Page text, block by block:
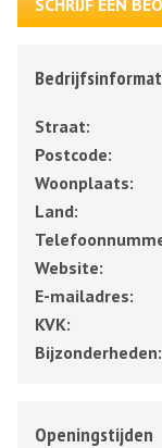
SCHRIJF EEN
Straat:
Postcode:
Woonplaats:
Land:
Website:
E-mailadres:
KVK:
Bijzonderheden:
Openingstijden